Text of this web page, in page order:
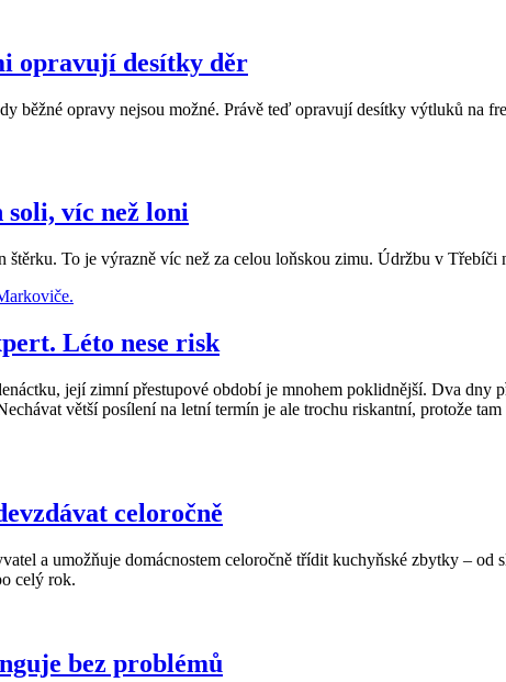
opravují desítky děr
běžné opravy nejsou možné. Právě teď opravují desítky výtluků na
víc než loni
To je výrazně víc než za celou loňskou zimu. Údržbu v
Léto nese risk
její zimní přestupové období je mnohem poklidnější. Dva dny
větší posílení na letní termín je ale trochu riskantní, protože
celoročně
a umožňuje domácnostem celoročně třídit kuchyňské zbytky – od
celý rok.
bez problémů